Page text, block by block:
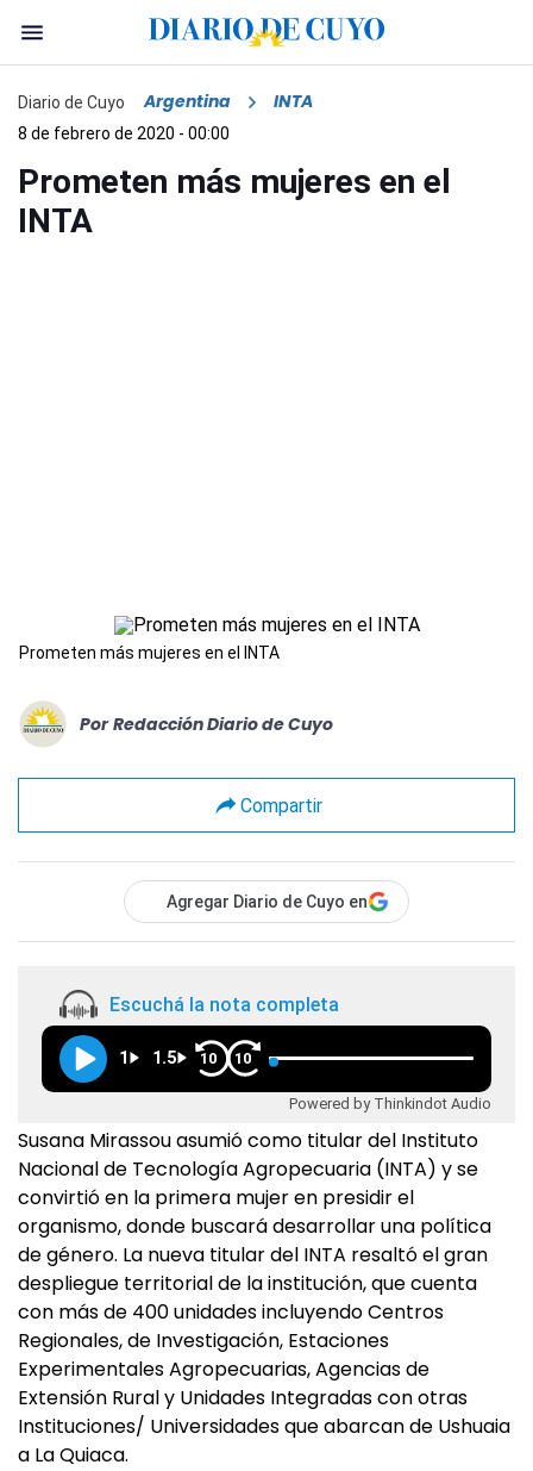
Diario de Cuyo Argentina INTA
8 de febrero de 2020 - 00:00
Prometen más mujeres en el
INTA
Prometen más mujeres en el INTA
Por Redacción Diario de Cuyo
Compartir
Agregar Diario de Cuyo en
Escuchá la nota completa
1 1.5 10 10
Powered by Thinkindot Audio
Susana Mirassou asumió como titular del Instituto
Nacional de Tecnología Agropecuaria (INTA) y se
convirtió en la primera mujer en presidir el
organismo, donde buscará desarrollar una política
de género. La nueva titular del INTA resaltó el gran
despliegue territorial de la institución, que cuenta
con más de 400 unidades incluyendo Centros
Regionales, de Investigación, Estaciones
Experimentales Agropecuarias, Agencias de
Extensión Rural y Unidades Integradas con otras
Instituciones/ Universidades que abarcan de Ushuaia
a La Quiaca.